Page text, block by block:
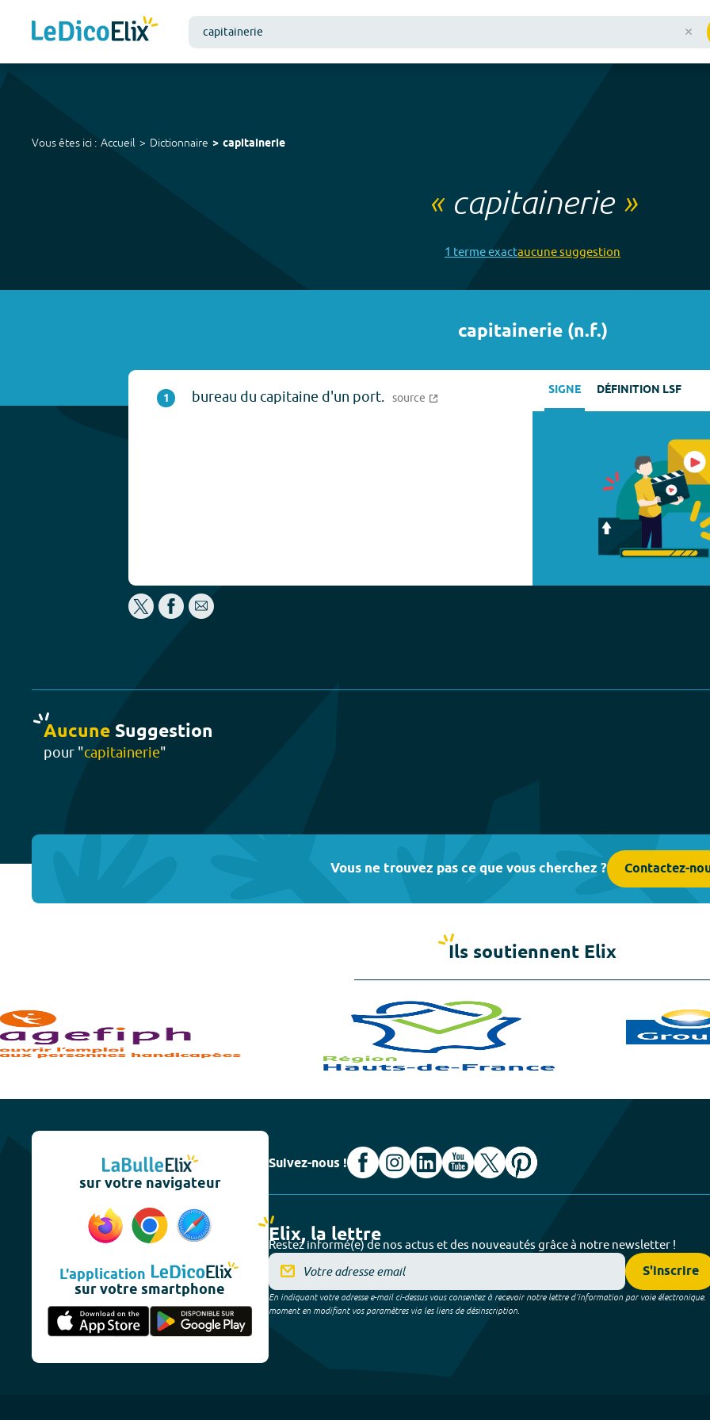
Vous êtes ici : Accueil Dictionnaire capitainerie
« capitainerie»
1 termeexactaucunesuggestion
capitainerie(n.f.)
1 bureau du capitaine d'un port. source SIGNE DÉFINITION LSF
Aucune Suggestion
pour "capitainerie"
Vous ne trouvez pas ce que vous cherchez ? Contactez-
Ils soutiennent Elix
sur votre navigateur
L'application
sur votre smartphone
Suivez-nous !
Elix, la lettre
Restez informé(e) de nos actus et des nouveautés grâce à notre newsletter !
S'inscrire
En indiquant votre adresse e-mail ci-dessus vous consentez à recevoir notre lettre d’information par voie électronique.
moment en modifiant vos paramètres via les liens de désinscription.